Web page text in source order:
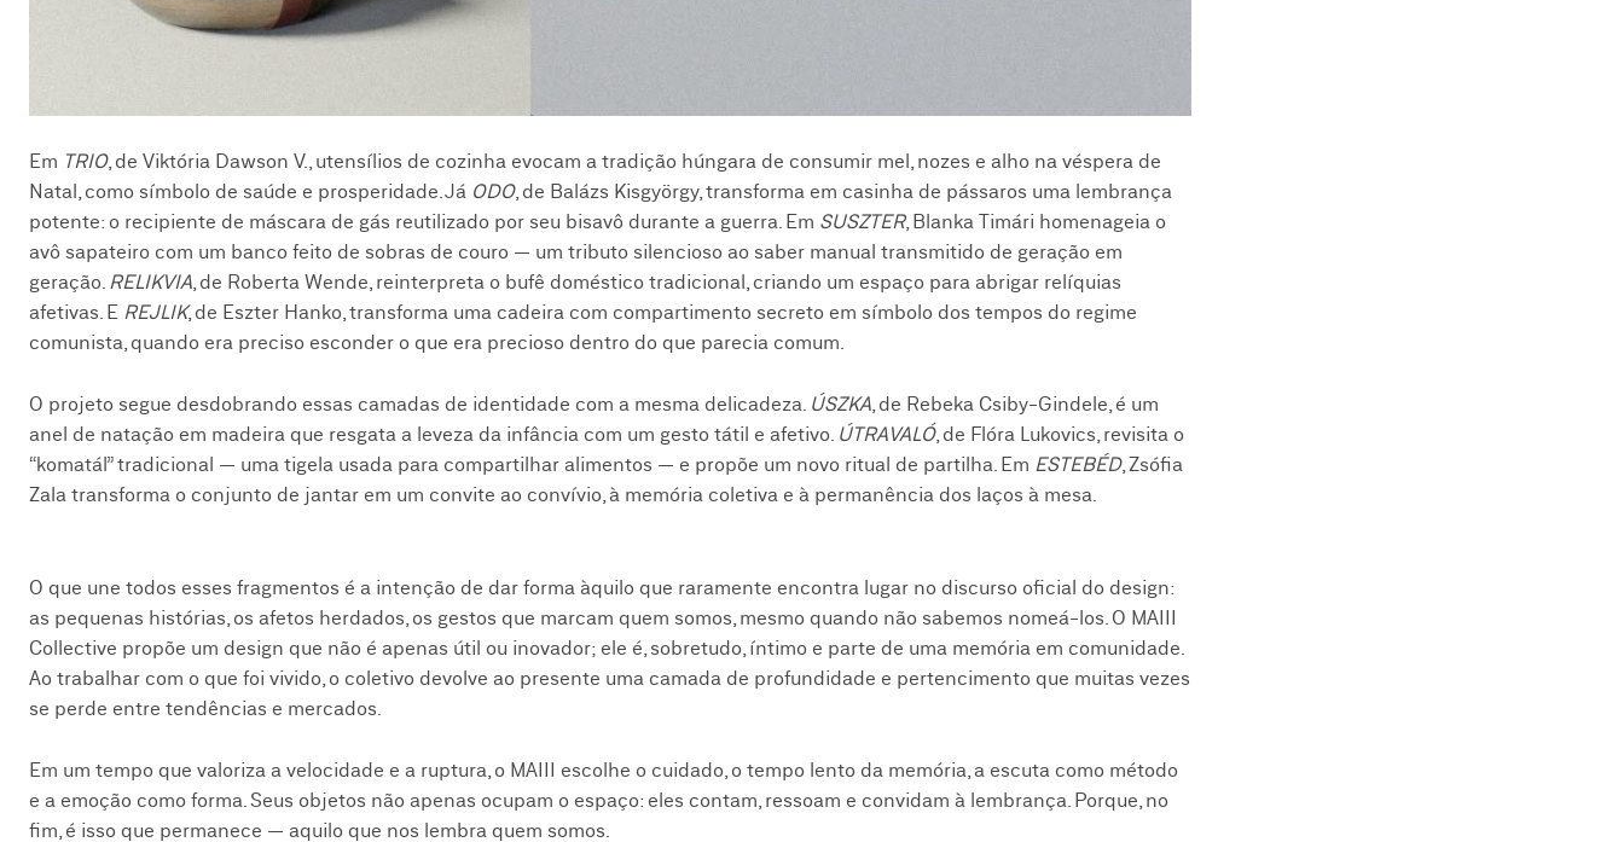
Em TRIO, de Viktória Dawson V., utensílios de cozinha evocam a tradição húngara de consumir mel, nozes e alho na véspera de
Natal, como símbolo de saúde e prosperidade. Já ODO, de Balázs Kisgyörgy, transforma em casinha de pássaros uma lembrança
potente: o recipiente de máscara de gás reutilizado por seu bisavô durante a guerra. Em SUSZTER, Blanka Timári homenageia o
avô sapateiro com um banco feito de sobras de couro — um tributo silencioso ao saber manual transmitido de geração em
geração. RELIKVIA , de Roberta Wende, reinterpreta o bufê doméstico tradicional, criando um espaço para abrigar relíquias
afetivas. E REJLIK, de Eszter Hanko, transforma uma cadeira com compartimento secreto em símbolo dos tempos do regime
comunista, quando era preciso esconder o que era precioso dentro do que parecia comum.
O projeto segue desdobrando essas camadas de identidade com a mesma delicadeza. ÚSZKA , de Rebeka Csiby-Gindele, é um
anel de natação em madeira que resgata a leveza da infância com um gesto tátil e afetivo. ÚTRAVALÓ, de Flóra Lukovics, revisita o
“komatál” tradicional — uma tigela usada para compartilhar alimentos — e propõe um novo ritual de partilha. Em ESTEBÉD, Zsófia
Zala transforma o conjunto de jantar em um convite ao convívio, à memória coletiva e à permanência dos laços à mesa.
O que une todos esses fragmentos é a intenção de dar forma àquilo que raramente encontra lugar no discurso oficial do design:
as pequenas histórias, os afetos herdados, os gestos que marcam quem somos, mesmo quando não sabemos nomeá-los. O MAIII
Collective propõe um design que não é apenas útil ou inovador; ele é, sobretudo, íntimo e parte de uma memória em comunidade.
Ao trabalhar com o que foi vivido, o coletivo devolve ao presente uma camada de profundidade e pertencimento que muitas vezes
se perde entre tendências e mercados.
Em um tempo que valoriza a velocidade e a ruptura, o MAIII escolhe o cuidado, o tempo lento da memória, a escuta como método
e a emoção como forma. Seus objetos não apenas ocupam o espaço: eles contam, ressoam e convidam à lembrança. Porque, no
fim, é isso que permanece — aquilo que nos lembra quem somos.